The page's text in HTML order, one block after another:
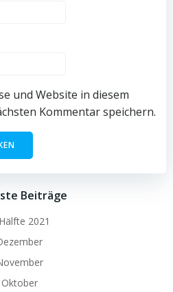
und Website in diesem
Kommentar speichern.
Beiträge
2021
Oktober